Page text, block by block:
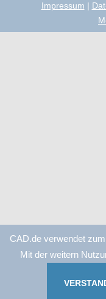
Impressum |
CAD.de verwendet
Mit der weitern